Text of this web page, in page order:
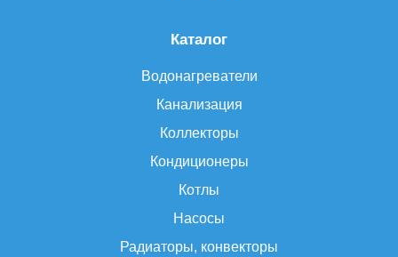
Каталог
Водонагреватели
Канализация
Коллекторы
Кондиционеры
Котлы
Насосы
Радиаторы, конвекторы